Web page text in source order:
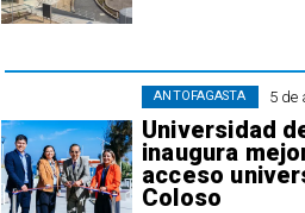
5 de
Universidad
inaugura
acceso
Coloso
ANTOFAGASTA